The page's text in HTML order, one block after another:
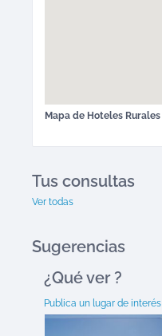
Mapa de Hoteles Rurales
Tus consultas
Ver todas
Sugerencias
¿Qué ver ?
Publica un lugar de interés